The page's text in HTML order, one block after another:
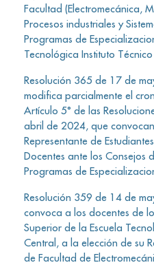
Facultad (Electromecánica,
Procesos industriales y
Programas de
Tecnológica Instituto Técnico
Resolución 365 de 17 de
modifica parcialmente el
Artículo 5° de las
abril de 2024, que
Representante de
Docentes ante los Consejos
Programas de
Resolución 359 de 14 de
convoca a los docentes de
Superior de la Escuela
Central, a la elección de su
de Facultad de